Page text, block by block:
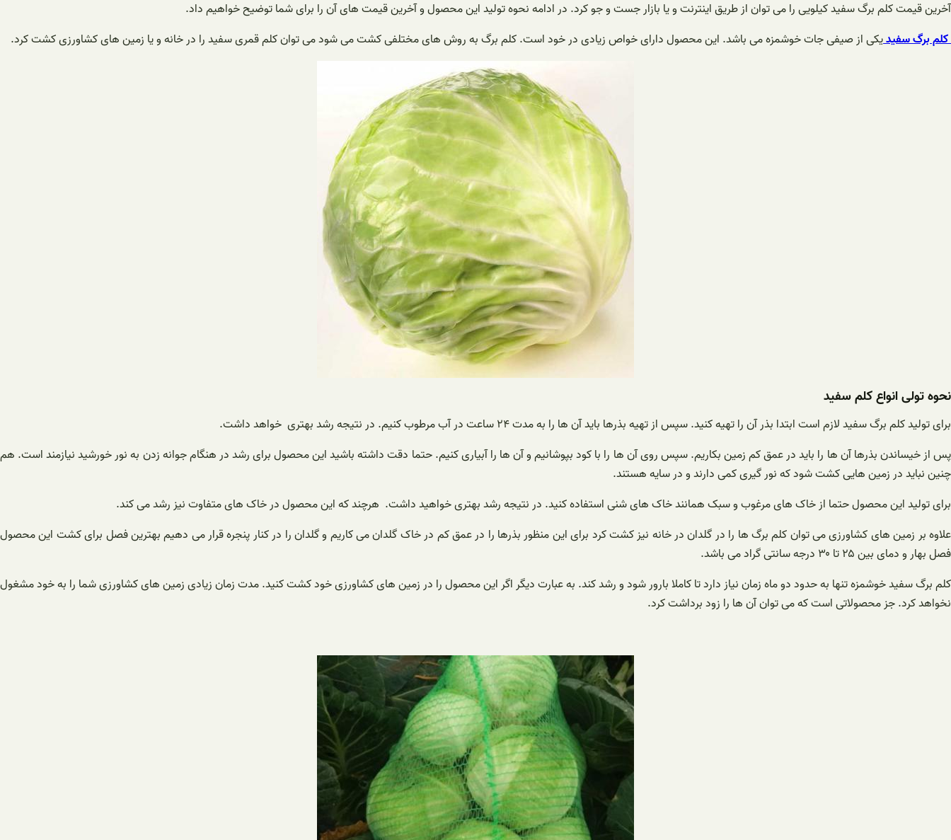
آخرین قیمت کلم برگ سفید کیلویی را می توان از طریق اینترنت و یا بازار جست و جو کرد. در ادامه نحوه تولید این محصول و آخرین قیمت های آن را برای شما توضیح خواهیم داد.
کلم برگ سفیدیکی از صیفی جات خوشمزه می باشد. این محصول دارای خواص زیادی در خود است. کلم برگ به روش های مختلفی کشت می شود می توان کلم قمری سفید را در خانه و یا زمین های کشاورزی کشت کرد.
نحوه تولی انواع کلم سفید
برای تولید کلم برگ سفید لازم است ابتدا بذر آن را تهیه کنید. سپس از تهیه بذرها باید آن ها را به مدت ۲۴ ساعت در آب مرطوب کنیم. در نتیجه رشد بهتری خواهد داشت.
پس از خیساندن بذرها آن ها را باید در عمق کم زمین بکاریم. سپس روی آن ها را با کود بپوشانیم و آن ها را آبیاری کنیم. حتما دقت داشته باشید این محصول برای رشد در هنگام جوانه زدن به نور خورشید نیازمند است. هم
چنین نباید در زمین هایی کشت شود که نور گیری کمی دارند و در سایه هستند.
برای تولید این محصول حتما از خاک های مرغوب و سبک همانند خاک های شنی استفاده کنید. در نتیجه رشد بهتری خواهید داشت. هرچند که این محصول در خاک های متفاوت نیز رشد می کند.
علاوه بر زمین های کشاورزی می توان کلم برگ ها را در گلدان در خانه نیز کشت کرد برای این منظور بذرها را در عمق کم در خاک گلدان می کاریم و گلدان را در کنار پنجره قرار می دهیم بهترین فصل برای کشت این محصول
فصل بهار و دمای بین ۲۵ تا ۳۰ درجه سانتی گراد می باشد.
کلم برگ سفید خوشمزه تنها به حدود دو ماه زمان نیاز دارد تا کاملا بارور شود و رشد کند. به عبارت دیگر اگر این محصول را در زمین های کشاورزی خود کشت کنید. مدت زمان زیادی زمین های کشاورزی شما را به خود مشغول
نخواهد کرد. جز محصولاتی است که می توان آن ها را زود برداشت کرد.